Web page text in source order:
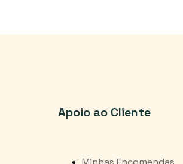
Apoio ao Cliente